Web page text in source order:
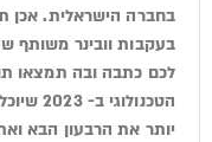
בחברה הישראלית. אכן
בעקבות וובינר משותף
לכם כתבה ובה תמצאו